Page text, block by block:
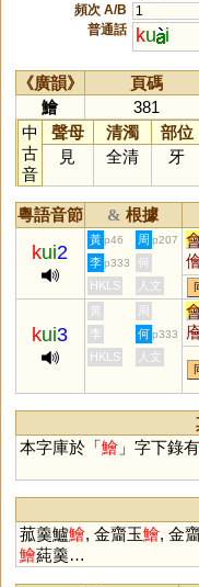
頻次 A/B
1
普通話
ku i
《廣韻》 頁碼
鱠
381
中
古
音
聲母 清濁 部位
見
全清 牙
粵語音節 & 根據
kui2
黃 p46 周 p207
李 p333
何
HKLS
人文
kui3
黃 周
李 何 p333
HKLS 人文
本字庫於「鱠」字下錄有
菰羹鱸鱠, 金齏玉鱠, 金
鱠蒓羹…